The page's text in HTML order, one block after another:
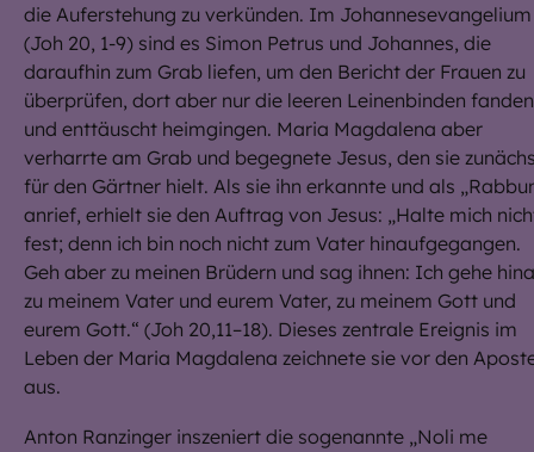
die Auferstehung zu verkünden. Im Johannesevangelium
(Joh 20, 1-9) sind es Simon Petrus und Johannes, die
daraufhin zum Grab liefen, um den Bericht der Frauen zu
überprüfen, dort aber nur die leeren Leinenbinden fanden
und enttäuscht heimgingen. Maria Magdalena aber
verharrte am Grab und begegnete Jesus, den sie
für den Gärtner hielt. Als sie ihn erkannte und als
anrief, erhielt sie den Auftrag von Jesus: „Halte mich
fest; denn ich bin noch nicht zum Vater hinaufgegangen.
Geh aber zu meinen Brüdern und sag ihnen: Ich gehe
zu meinem Vater und eurem Vater, zu meinem Gott und
eurem Gott.“ (Joh 20,11–18). Dieses zentrale Ereignis im
Leben der Maria Magdalena zeichnete sie vor den
aus.
Anton Ranzinger inszeniert die sogenannte „Noli me